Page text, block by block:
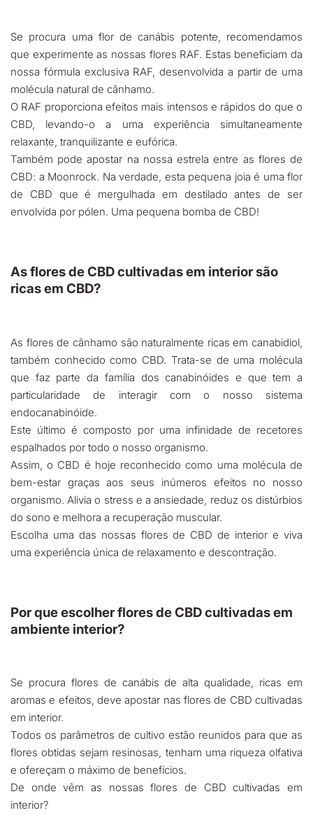
Se procura uma flor de canábis potente, recomendamos
que experimente as nossas flores RAF. Estas beneficiam da
nossa fórmula exclusiva RAF, desenvolvida a partir de uma
molécula natural de cânhamo.
O RAF proporciona efeitos mais intensos e rápidos do que o
CBD, levando-o a uma experiência simultaneamente
relaxante, tranquilizante e eufórica.
Também pode apostar na nossa estrela entre as flores de
CBD: a Moonrock. Na verdade, esta pequena joia é uma flor
de CBD que é mergulhada em destilado antes de ser
envolvida por pólen. Uma pequena bomba de CBD!
As flores de CBD cultivadas em interior são
ricas em CBD?
As flores de cânhamo são naturalmente ricas em canabidiol,
também conhecido como CBD. Trata-se de uma molécula
que faz parte da família dos canabinóides e que tem a
particularidade de interagir com o nosso sistema
endocanabinóide.
Este último é composto por uma infinidade de recetores
espalhados por todo o nosso organismo.
Assim, o CBD é hoje reconhecido como uma molécula de
bem-estar graças aos seus inúmeros efeitos no nosso
organismo. Alivia o stress e a ansiedade, reduz os distúrbios
do sono e melhora a recuperação muscular.
Escolha uma das nossas flores de CBD de interior e viva
uma experiência única de relaxamento e descontração.
Por que escolher flores de CBD cultivadas em
ambiente interior?
Se procura flores de canábis de alta qualidade, ricas em
aromas e efeitos, deve apostar nas flores de CBD cultivadas
em interior.
Todos os parâmetros de cultivo estão reunidos para que as
flores obtidas sejam resinosas, tenham uma riqueza olfativa
e ofereçam o máximo de benefícios.
De onde vêm as nossas flores de CBD cultivadas em
interior?